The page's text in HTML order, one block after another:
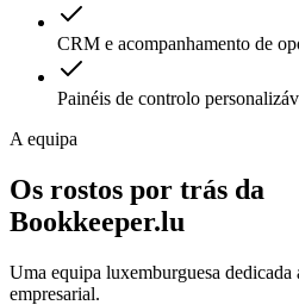
CRM e acompanhamento de
Painéis de controlo
A equipa
Os rostos por trás da
Bookkeeper.lu
Uma equipa luxemburguesa dedicada
empresarial.